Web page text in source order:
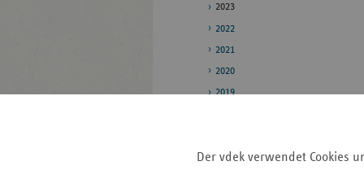
Der vdek verwendet Cookies
2023
2022
2021
2020
2019
Bildarchiv